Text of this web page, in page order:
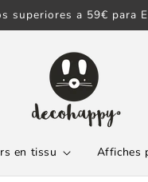
superiores a 59€ para
en tissu Affiches